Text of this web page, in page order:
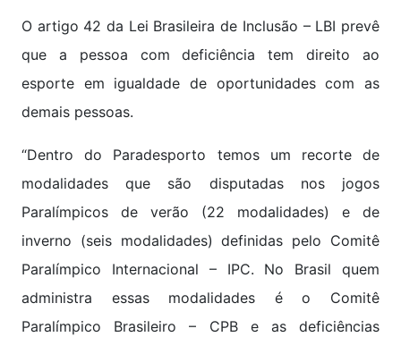
O artigo 42 da Lei Brasileira de Inclusão – LBI prevê
que a pessoa com deficiência tem direito ao
esporte em igualdade de oportunidades com as
demais pessoas.
“Dentro do Paradesporto temos um recorte de
modalidades que são disputadas nos jogos
Paralímpicos de verão (22 modalidades) e de
inverno (seis modalidades) definidas pelo Comitê
Paralímpico Internacional – IPC. No Brasil quem
administra essas modalidades é o Comitê
Paralímpico Brasileiro – CPB e as deficiências